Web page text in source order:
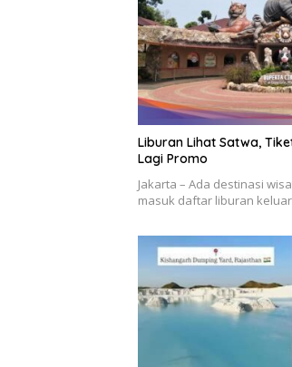
Liburan Lihat Satwa,
Lagi Promo
Jakarta – Ada destinasi
masuk daftar liburan